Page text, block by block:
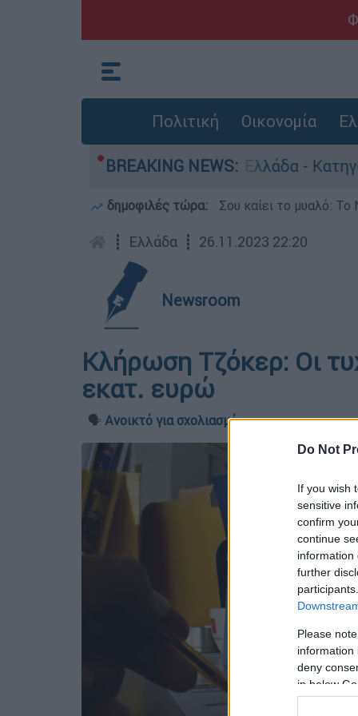
Do Not
If you wish
sensitive
confirm
continue
information
further
Please
information
deny
in below
Πολιτική Οικονομία
BREAKING NEWS:
ανθρωποκτονίες στην Ελλάδα -
δημοφιλές τώρα: Σου καίει το μυαλό:
┋ Ελλάδα ┋ 26.11.2023 22:20
Newsroom
Κλήρωση Τζόκερ: Οι
εκατ. ευρώ
🗣️ Ανοικτό για σχολιασμό